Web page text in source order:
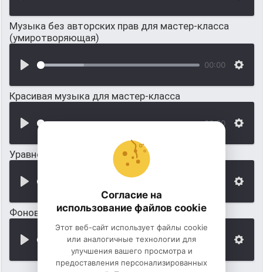
Музыка без авторских прав для мастер-класса
(умиротворяющая)
00:00
Красивая музыка для мастер-класса
00:00
Уравновешенная музыка для мастер-класса
Фоновая музыка на видео для мастер-класса
Согласие на
использование файлов cookie
Этот веб-сайт использует файлы cookie
или аналогичные технологии для
улучшения вашего просмотра и
предоставления персонализированных